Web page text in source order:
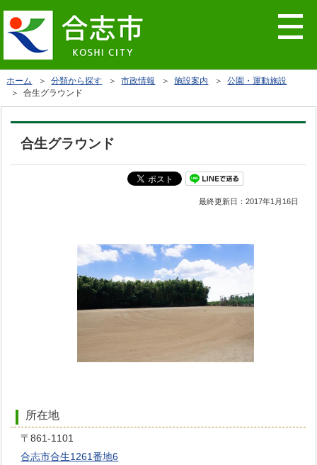
ホーム ＞分類から探す ＞市政情報 ＞施設案内 ＞公園・運動施設
＞ 合生グラウンド
合生グラウンド
最終更新日：2017年1月16日
所在地
〒861-1101
合志市合生1261番地6